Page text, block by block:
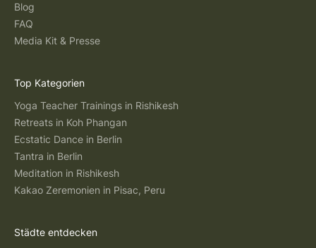
Blog
FAQ
Media Kit & Presse
Top Kategorien
Yoga Teacher Trainings in Rishikesh
Retreats in Koh Phangan
Ecstatic Dance in Berlin
Tantra in Berlin
Meditation in Rishikesh
Kakao Zeremonien in Pisac, Peru
Städte entdecken